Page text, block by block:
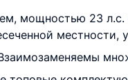
мощностью 23